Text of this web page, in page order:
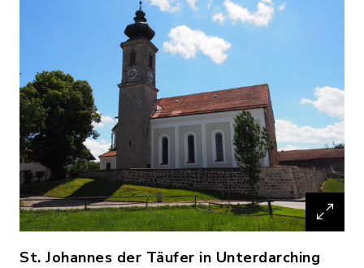
St. Johannes der Täufer in Unterdarching